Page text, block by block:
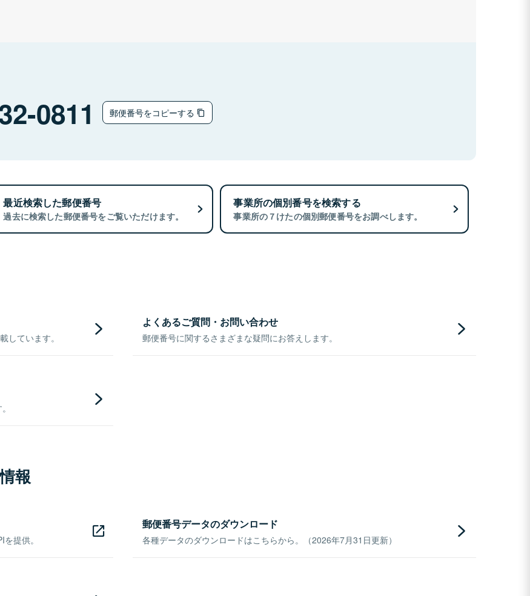
0811 郵便番号をコピーする
最近検索した郵便番号
過去に検索した郵便番号をご覧いただけます。
事業所の個別番号を検索する
事業所の７けたの個別郵便番号をお調べします。
しています。
よくあるご質問・お問い合わせ
郵便番号に関するさまざまな疑問にお答えします。
報
提供。
郵便番号データのダウンロード
各種データのダウンロードはこちらから。（2026年7月31日更新）